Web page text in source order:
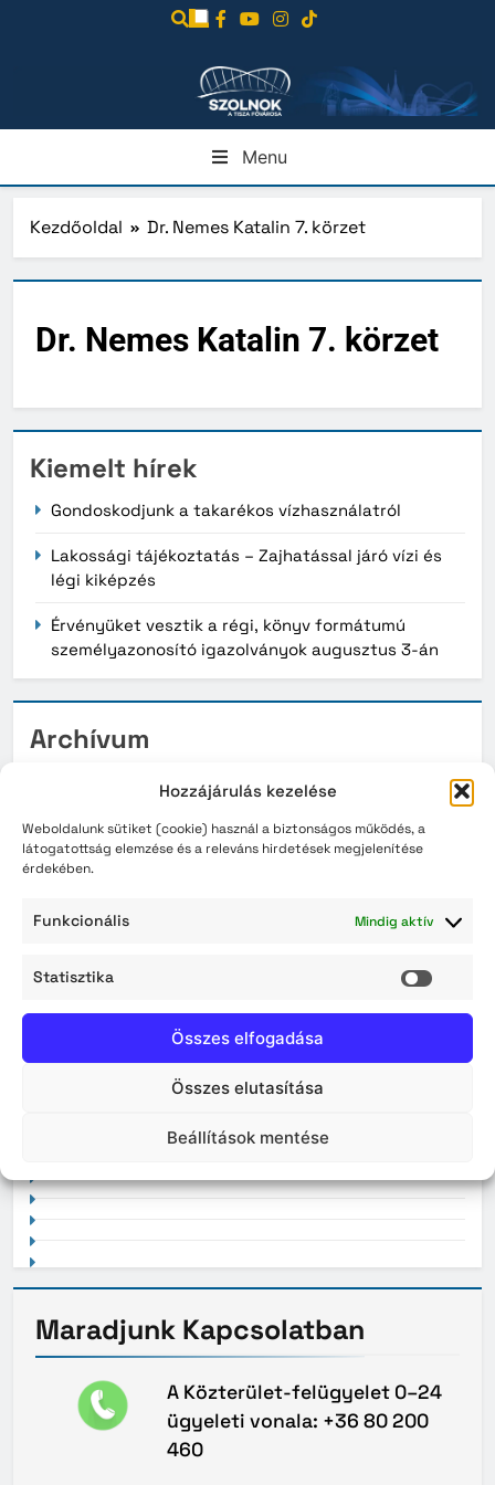
Hozzájárulás kezelése
Weboldalunk sütiket (cookie) használ a biztonságos működés, a
látogatottság elemzése és a releváns hirdetések megjelenítése
érdekében.
Funkcionális Mindig aktív
Statisztika
Összes elfogadása
Összes elutasítása
Beállítások mentése
Menu
Kezdőoldal Dr. Nemes Katalin 7. körzet
Dr. Nemes Katalin 7. körzet
Kiemelt hírek
Gondoskodjunk a takarékos vízhasználatról
Lakossági tájékoztatás – Zajhatással járó vízi és
légi kiképzés
Érvényüket vesztik a régi, könyv formátumú
személyazonosító igazolványok augusztus 3-án
Archívum
2026. augusztus
2026. július
2026. június
2026. május
Maradjunk Kapcsolatban
A Közterület-felügyelet 0–24
ügyeleti vonala: +36 80 200
460